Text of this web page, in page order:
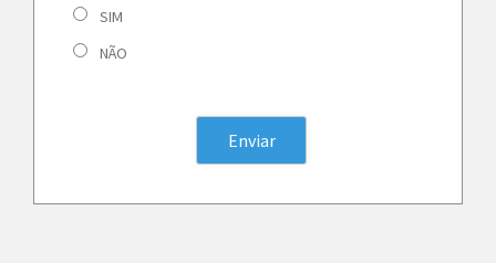
SIM
NÃO